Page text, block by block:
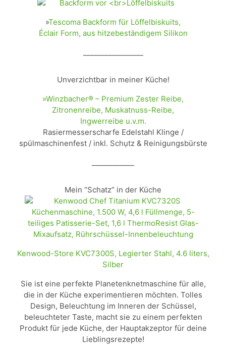
»Tescoma Backform für Löffelbiskuits,
Éclair Form, aus hitzebeständigem Silikon
Unverzichtbar in meiner Küche!
»Winzbacher® – Premium Zester Reibe,
Zitronenreibe, Muskatnuss-Reibe,
Ingwerreibe u.v.m.
Rasiermesserscharfe Edelstahl Klinge /
spülmaschinenfest / inkl. Schụtz & Reinigungsbürste
Mein “Schatz” in der Küche
Kenwood-Store KVC7300S, Legierter Stahl, 4.6 liters,
Silber
Sie ist eine perfekte Planetenknetmaschine für alle,
die in der Küche experimentieren möchten. Tolles
Design, Beleuchtung im Inneren der Schüssel,
beleuchteter Taste, macht sie zu einem perfekten
Produkt für jede Küche, der Hauptakzeptor für deine
Lieblingsrezepte!